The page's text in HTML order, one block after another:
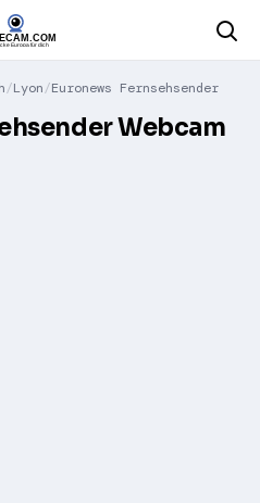
Lyon Euronews Fernsehsender
Webcam